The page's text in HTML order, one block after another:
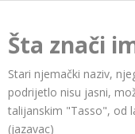
Šta znači
Stari njemački naziv,
podrijetlo nisu jasni,
talijanskim "Tasso", od
(jazavac)